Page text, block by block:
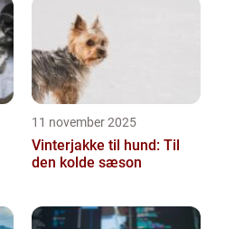
11 november 2025
Vinterjakke til hund: Til
den kolde sæson